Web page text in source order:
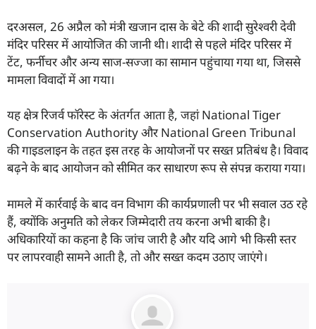
दरअसल, 26 अप्रैल को मंत्री खजान दास के बेटे की शादी सुरेश्वरी देवी
मंदिर परिसर में आयोजित की जानी थी। शादी से पहले मंदिर परिसर में
टेंट, फर्नीचर और अन्य साज-सज्जा का सामान पहुंचाया गया था, जिससे
मामला विवादों में आ गया।
यह क्षेत्र रिजर्व फॉरेस्ट के अंतर्गत आता है, जहां National Tiger
Conservation Authority और National Green Tribunal
की गाइडलाइन के तहत इस तरह के आयोजनों पर सख्त प्रतिबंध है। विवाद
बढ़ने के बाद आयोजन को सीमित कर साधारण रूप से संपन्न कराया गया।
मामले में कार्रवाई के बाद वन विभाग की कार्यप्रणाली पर भी सवाल उठ रहे
हैं, क्योंकि अनुमति को लेकर जिम्मेदारी तय करना अभी बाकी है।
अधिकारियों का कहना है कि जांच जारी है और यदि आगे भी किसी स्तर
पर लापरवाही सामने आती है, तो और सख्त कदम उठाए जाएंगे।